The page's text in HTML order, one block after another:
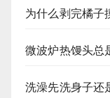
为什么剥完橘子
微波炉热馒头总
洗澡先洗身子还